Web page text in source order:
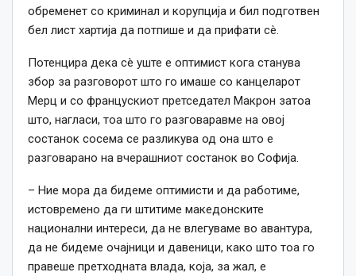
обременет со криминал и корупција и бил подготвен
бел лист хартија да потпише и да прифати сè.
Потенцира дека сè уште е оптимист кога станува
збор за разговорот што го имаше со канцеларот
Мерц и со францускиот претседател Макрон затоа
што, нагласи, тоа што го разговаравме на овој
состанок сосема се разликува од она што е
разговарано на вчерашниот состанок во Софија.
– Ние мора да бидеме оптимисти и да работиме,
истовремено да ги штитиме македонските
национални интереси, да не влегуваме во авантура,
да не бидеме очајници и давеници, како што тоа го
правеше претходната влада, која, за жал, е